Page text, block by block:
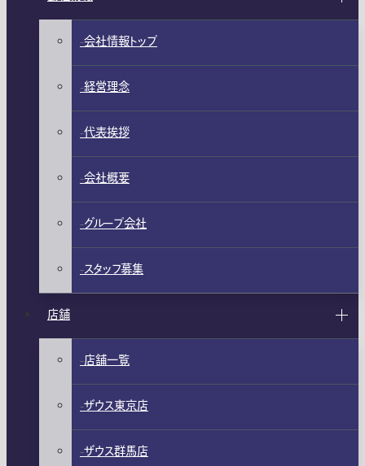
会社情報トップ
経営理念
代表挨拶
会社概要
グループ会社
スタッフ募集
店舗
店舗一覧
ザウス東京店
ザウス群馬店